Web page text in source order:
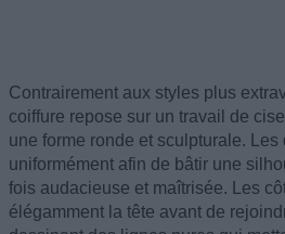
Contrairement aux styles plus
coiffure repose sur un travail de
une forme ronde et sculpturale.
uniformément afin de bâtir une
fois audacieuse et maîtrisée. Les
élégamment la tête avant de